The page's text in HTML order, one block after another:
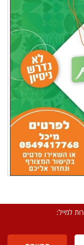
למייל: